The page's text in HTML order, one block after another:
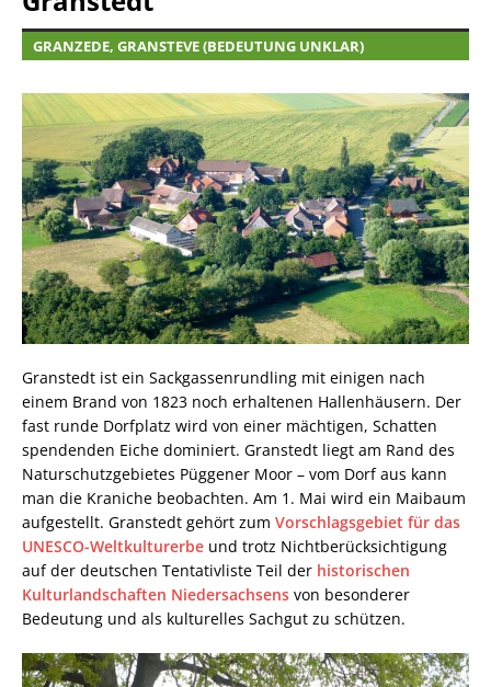
GRANZEDE, GRANSTEVE (BEDEUTUNG UNKLAR)
Granstedt ist ein Sackgassenrundling mit einigen nach
einem Brand von 1823 noch erhaltenen Hallenhäusern. Der
fast runde Dorfplatz wird von einer mächtigen, Schatten
spendenden Eiche dominiert. Granstedt liegt am Rand des
Naturschutzgebietes Püggener Moor – vom Dorf aus kann
man die Kraniche beobachten. Am 1. Mai wird ein Maibaum
aufgestellt. Granstedt gehört zum Vorschlagsgebiet für das
UNESCO-Weltkulturerbe und trotz Nichtberücksichtigung
auf der deutschen Tentativliste Teil der historischen
Kulturlandschaften Niedersachsens von besonderer
Bedeutung und als kulturelles Sachgut zu schützen.